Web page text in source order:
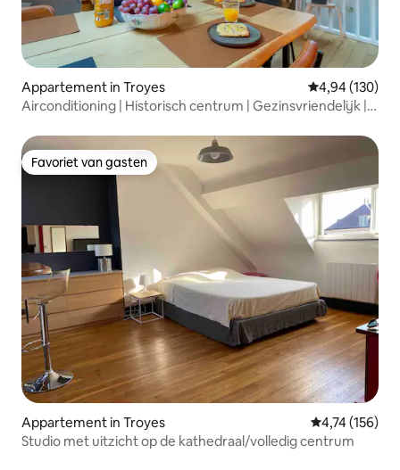
Appartement in Troyes Gemiddelde
4,94 (130)
Airconditioning | Historisch centrum | Gezinsvriendelijk |
Favoriet van gasten
Favoriet van gasten
Appartement in Troyes Gemiddelde
4,74 (156)
Studio met uitzicht op de kathedraal/volledig centrum